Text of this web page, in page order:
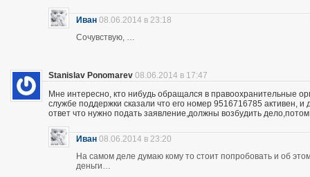
Иван 08.06.2014 в 23:18
Сочувствую, …
Stanislav Ponomarev 08.06.2014 в 17:47
Мне интересно, кто нибудь обращался в правоохранительные
службе поддержки сказали что его номер 9516716785 активен,
ответ что нужно подать заявление,должны возбудить
Иван 08.06.2014 в 23:20
На самом деле думаю кому то стоит попробовать и об
деньги…